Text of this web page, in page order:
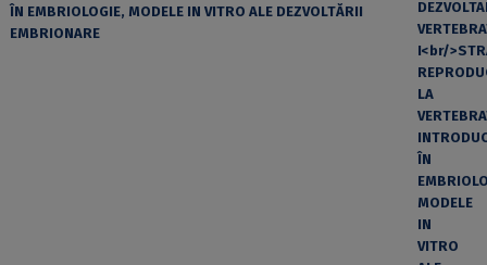
ÎN EMBRIOLOGIE, MODELE IN VITRO ALE DEZVOLTĂRII
EMBRIONARE